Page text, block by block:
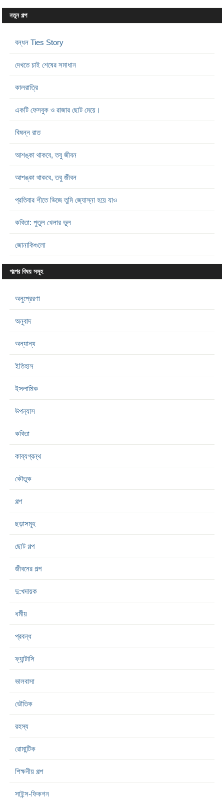
নতুন গল্প
বন্ধন Ties Story
দেখতে চাই শেষের সমাধান
কালরাত্রি
একটি ফেসবুক ও রাজার ছোট মেয়ে।
বিষন্ন রাত
আশঙ্কা থাকবে, তবু জীবন
আশঙ্কা থাকবে, তবু জীবন
প্রতিবার শীতে ভিজে তুমি জ্যোস্না হয়ে যাও
কবিতা: পুতুল খেলার ভুল
জোনাকিগুলো
গল্পের বিষয় সমূহ
অনুপ্রেরণা
অনুবাদ
অন্যান্য
ইতিহাস
ইসলামিক
উপন্যাস
কবিতা
কাব্যগ্রন্থ
কৌতুক
গল্প
ছড়াসমূহ
ছোট গল্প
জীবনের গল্প
দু:খদায়ক
ধর্মীয়
প্রবন্ধ
ফ্যান্টাসি
ভালবাসা
ভৌতিক
রহস্য
রোমান্টিক
শিক্ষনীয় গল্প
সাইন্স-ফিকশন